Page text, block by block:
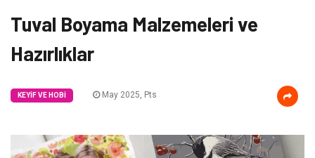
Tuval Boyama Malzemeleri ve
Hazırlıklar
KEYIF VE HOBI May 2025, Pts